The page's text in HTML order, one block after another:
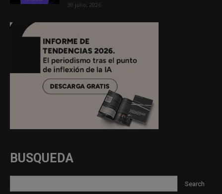
30 julio, 2026
BUSQUEDA